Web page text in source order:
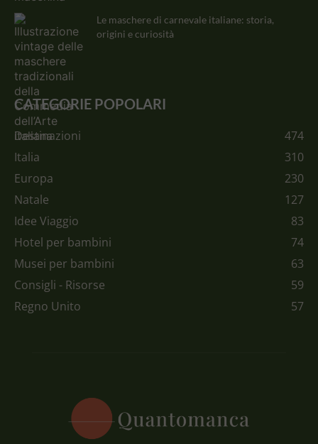
Le maschere di carnevale italiane: storia,
origini e curiosità
CATEGORIE POPOLARI
Destinazioni
474
Italia
310
Europa
230
Natale
127
Idee Viaggio
83
Hotel per bambini
74
Musei per bambini
63
Consigli - Risorse
59
Regno Unito
57